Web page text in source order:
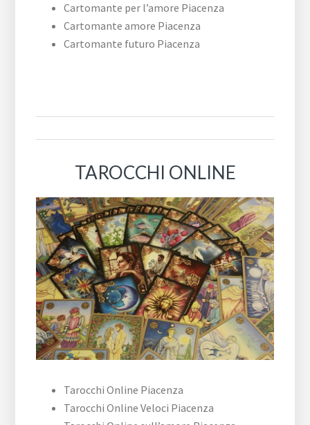
Cartomante per l’amore Piacenza
Cartomante amore Piacenza
Cartomante futuro Piacenza
TAROCCHI ONLINE
Tarocchi Online Piacenza
Tarocchi Online Veloci Piacenza